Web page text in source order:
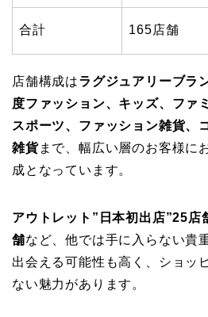
合計 165店舗
店舗構成はラグジュアリーブラ
度ファッション、キッズ、ファ
スポーツ、ファッション雑貨、
雑貨まで、幅広い層のお客様に
成となっています。
アウトレット”日本初出店”25店
舗など、他では手に入らない貴
出会える可能性も高く、ショッ
ない魅力があります。